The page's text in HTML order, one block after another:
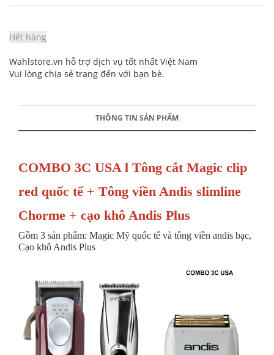
Hết hàng
Wahlstore.vn hỗ trợ dịch vụ tốt nhất Việt Nam
Vui lòng chia sẻ trang đến với bạn bè.
THÔNG TIN SẢN PHẨM
COMBO 3C USA l Tông cắt Magic clip
red quốc tế + Tông viền Andis slimline
Chorme + cạo khô Andis Plus
Gồm 3 sản phẩm: Magic Mỹ quốc tế và tông viền andis bạc,
Cạo khô Andis Plus